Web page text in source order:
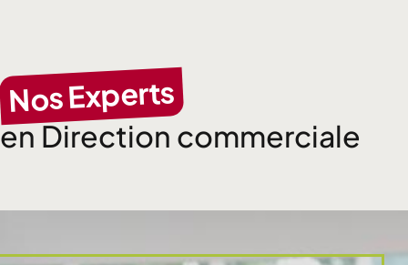
Nos Experts
en Direction commerciale